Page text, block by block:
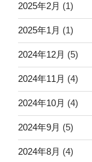
2025年2月 (1)
2025年1月 (1)
2024年12月 (5)
2024年11月 (4)
2024年10月 (4)
2024年9月 (5)
2024年8月 (4)